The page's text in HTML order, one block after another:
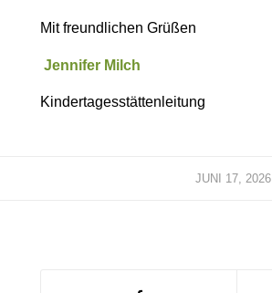
Mit freundlichen Grüßen
Jennifer Milch
Kindertagesstättenleitung
JUNI 17, 2026